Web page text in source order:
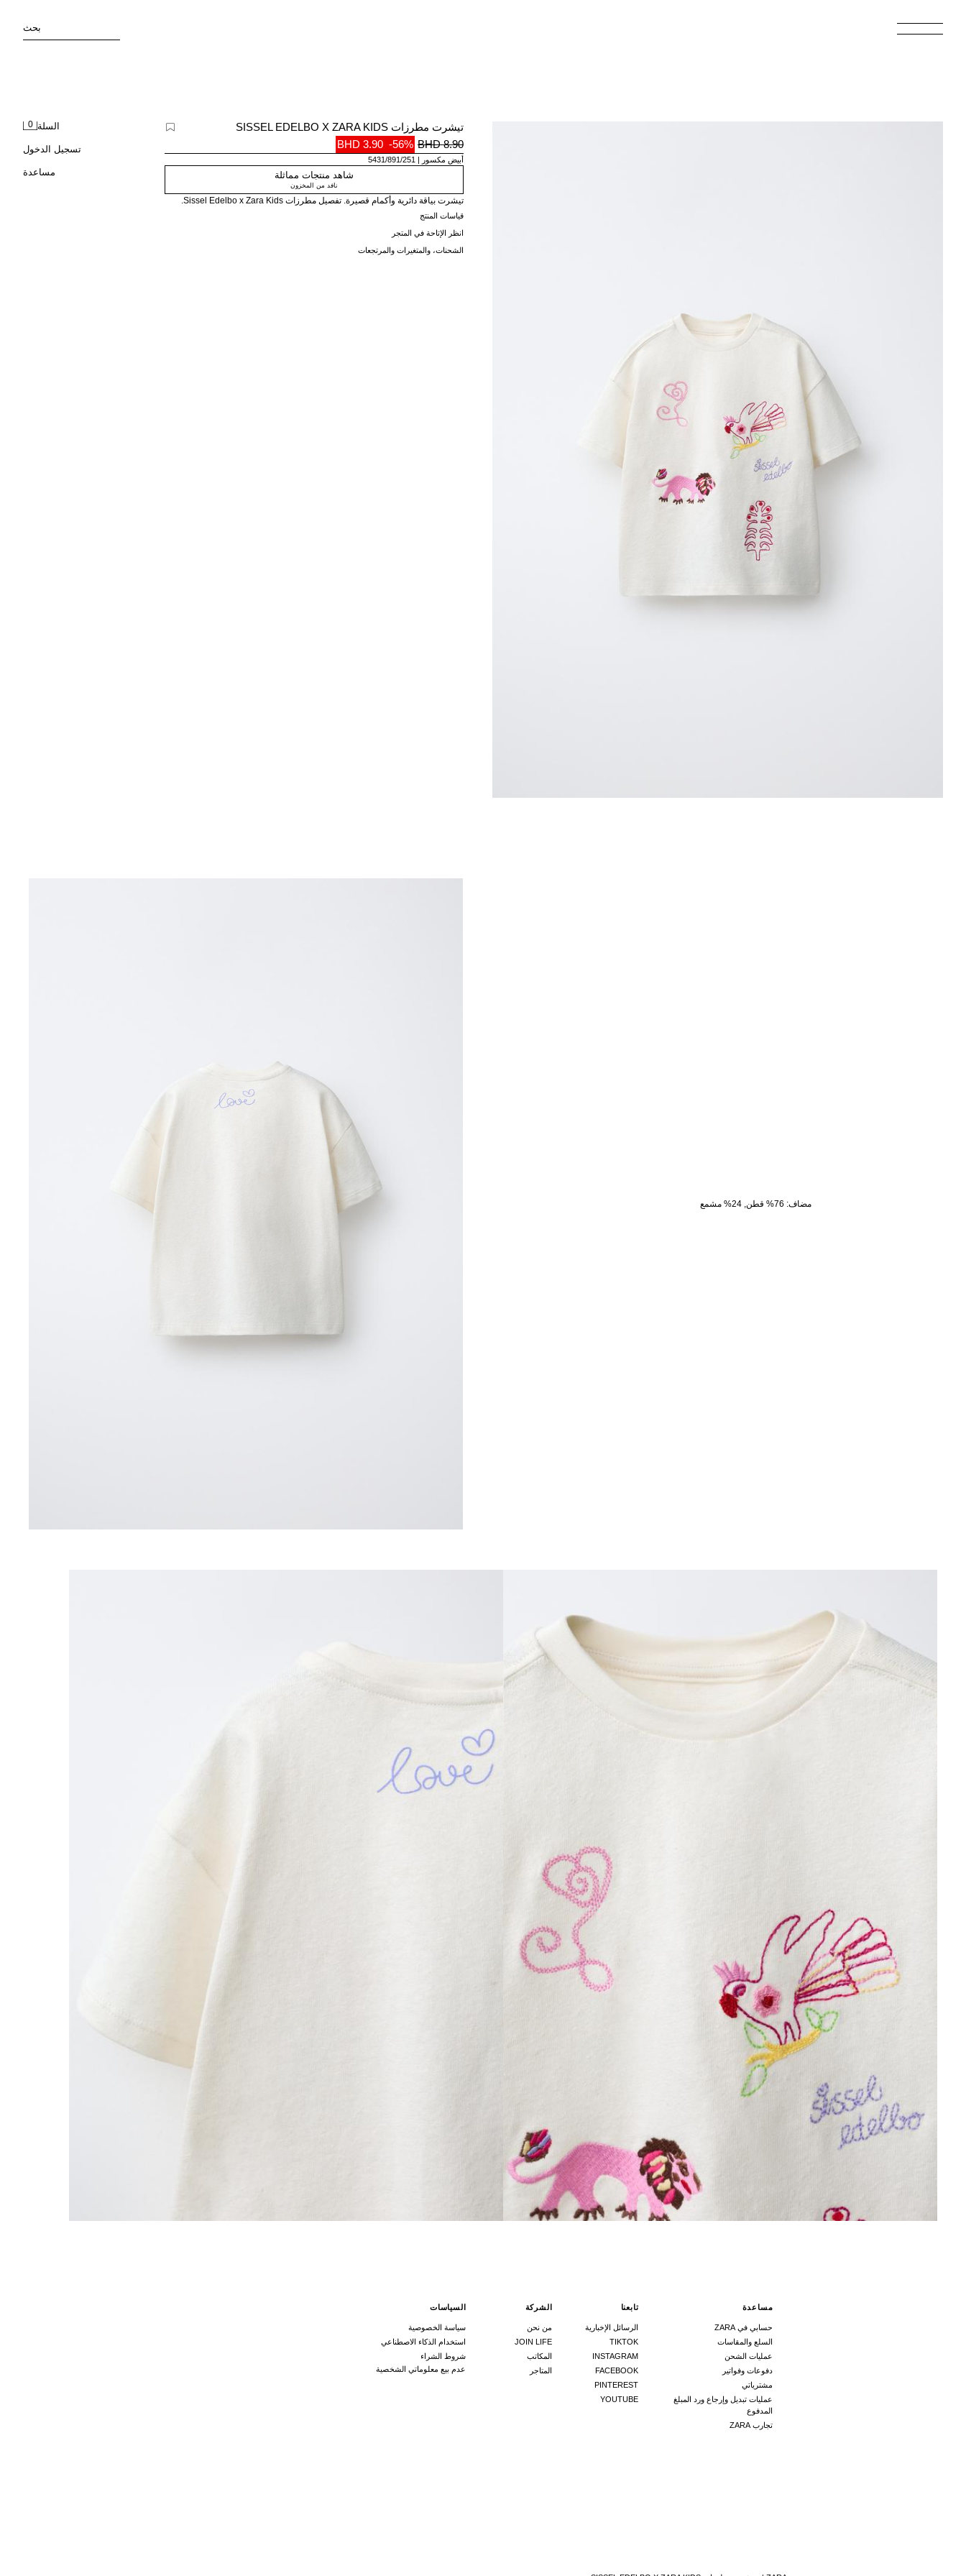
بحث
السلة 0
تسجيل الدخول
مساعدة
تيشرت مطرزات SISSEL EDELBO X ZARA KIDS
8.90 BHD
-56%
3.90 BHD
أبيض مكسور 5431/891/251
شاهد منتجات مماثلة
نافد من المخزون
تيشرت بياقة دائرية وأكمام قصيرة. تفصيل مطرزات Sissel Edelbo x Zara Kids.
قياسات المنتج
انظر الإتاحة في المتجر
الشحنات، والمتغيرات والمرتجعات
مضاف: 76% قطن, 24% مشمع
مساعدة
حسابي في ZARA
السلع والمقاسات
عمليات الشحن
دفوعات وفواتير
مشترياتي
عمليات تبديل وإرجاع ورد المبلغ
المدفوع
تجارب ZARA
تابعنا
الرسائل الإخبارية
TIKTOK
INSTAGRAM
FACEBOOK
PINTEREST
YOUTUBE
الشركة
من نحن
JOIN LIFE
المكاتب
المتاجر
السياسات
سياسة الخصوصية
استخدام الذكاء الاصطناعي
شروط الشراء
عدم بيع معلوماتي الشخصية